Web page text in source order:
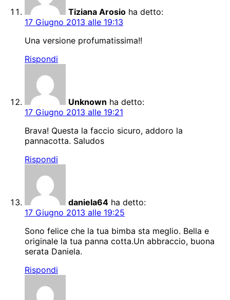
Tiziana Arosio ha detto:
17 Giugno 2013 alle 19:13
Una versione profumatissima!!
Rispondi
Unknown ha detto:
17 Giugno 2013 alle 19:21
Brava! Questa la faccio sicuro, addoro la
pannacotta. Saludos
Rispondi
daniela64 ha detto:
17 Giugno 2013 alle 19:25
Sono felice che la tua bimba sta meglio. Bella e
originale la tua panna cotta.Un abbraccio, buona
serata Daniela.
Rispondi